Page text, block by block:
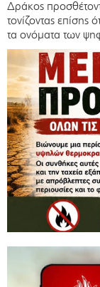
Δράκος
τονίζοντας επίσης
τα ονόματα των